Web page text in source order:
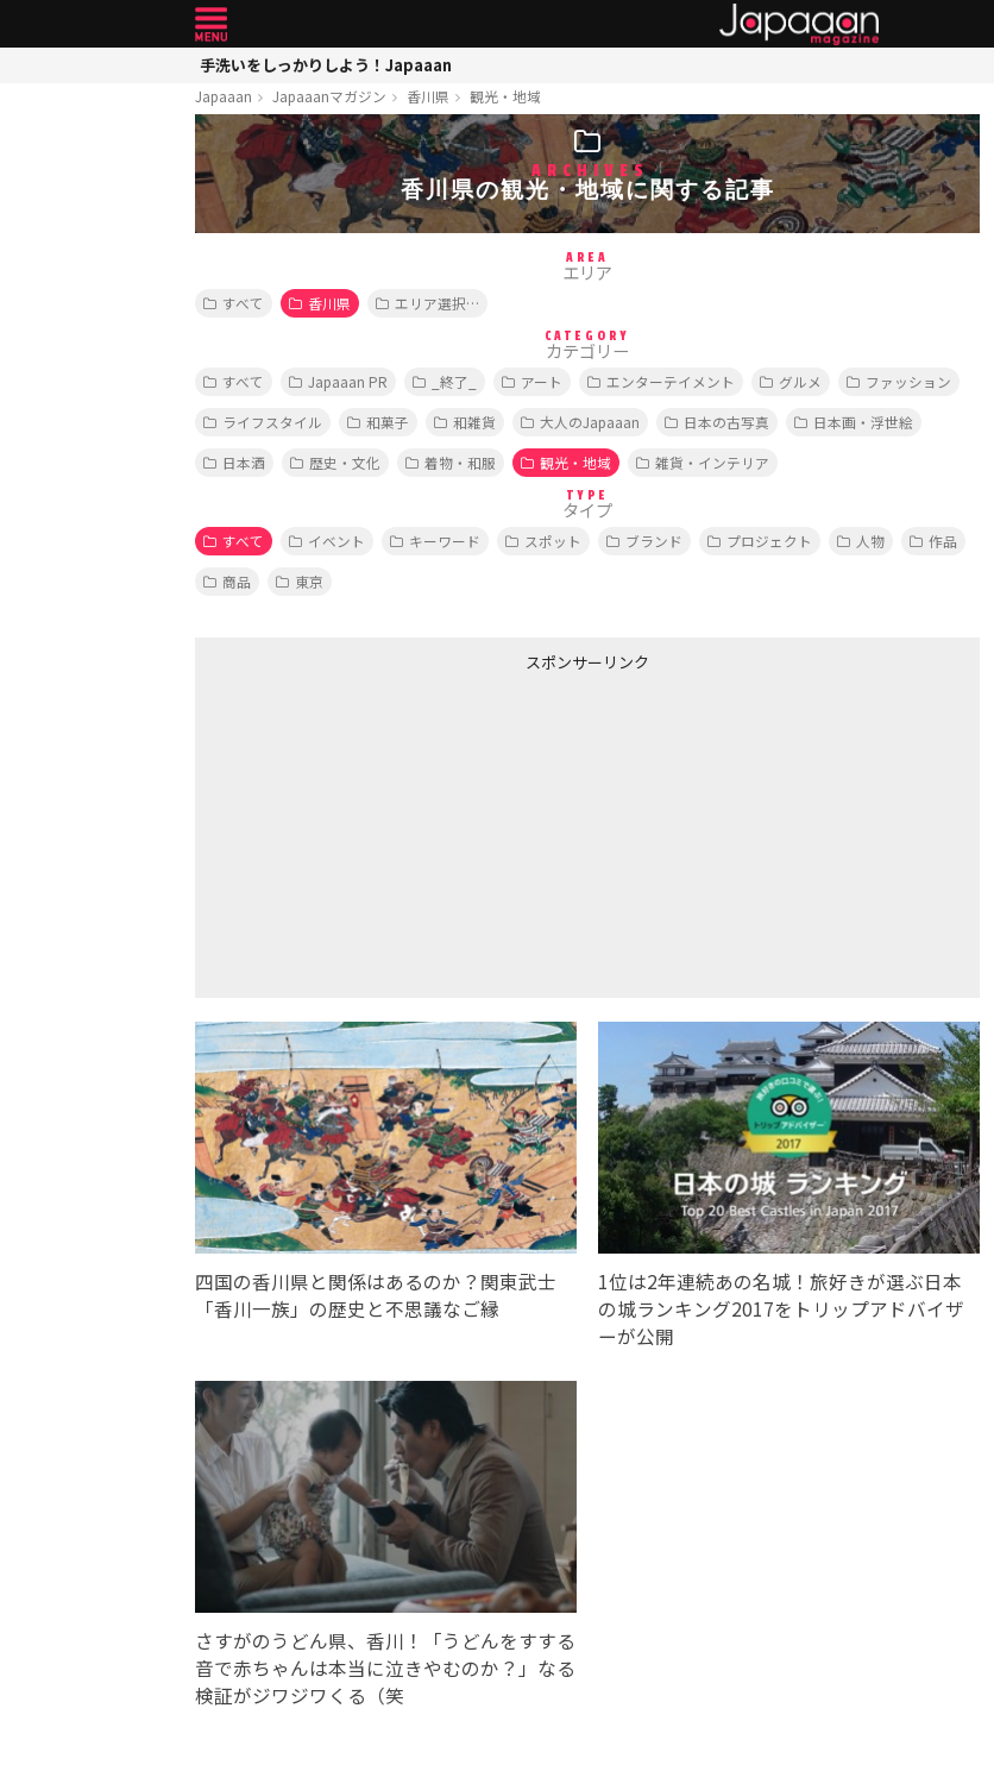
手洗いをしっかりしよう！Japaaan
Japaaan Japaaanマガジン 香川県 観光・地域
ARCHIVES
香川県の観光・地域に関する記事
AREA
エリア
すべて 香川県 エリア選択…
CATEGORY
カテゴリー
すべて Japaaan PR _終了_ アート エンターテイメント グルメ
ファッション
ライフスタイル
和菓子 和雑貨 大人のJapaaan 日本の古写真
日本画・浮世絵
日本酒
歴史・文化 着物・和服 観光・地域 雑貨・インテリア
TYPE
タイプ
すべて イベント キーワード スポット ブランド プロジェクト 人物
作品
商品
東京
スポンサーリンク
四国の香川県と関係はあるのか？関東武士
「香川一族」の歴史と不思議なご縁
1位は2年連続あの名城！旅好きが選ぶ日本
の城ランキング2017をトリップアドバイザ
ーが公開
さすがのうどん県、香川！「うどんをすする
音で赤ちゃんは本当に泣きやむのか？」なる
検証がジワジワくる（笑